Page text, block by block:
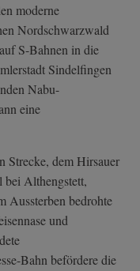
moderne
Nordschwarzwald
S-Bahnen in die
Sindelfingen
Nabu-
eine
Strecke, dem Hirsauer
bei Althengstett,
Aussterben bedrohte
und
Bahn befördere die